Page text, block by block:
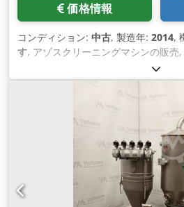
価格情報
コンディション: 中古, 製造年: 2014,
す, アゾスクリーニングマシンの販売
めの大規模なスクリーニングマシン
S Ibvezjkr